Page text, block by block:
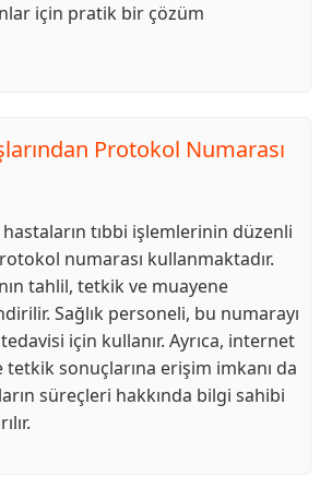
için pratik bir çözüm
Protokol Numarası
hastaların tıbbi işlemlerinin düzenli
numarası kullanmaktadır.
tahlil, tetkik ve muayene
Sağlık personeli, bu numarayı
için kullanır. Ayrıca, internet
sonuçlarına erişim imkanı da
süreçleri hakkında bilgi sahibi